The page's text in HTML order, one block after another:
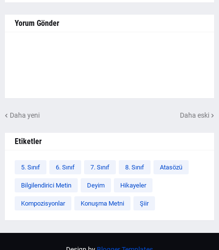
Yorum Gönder
Daha yeni Daha eski
Etiketler
5. Sınıf 6. Sınıf 7. Sınıf 8. Sınıf Atasözü
Bilgilendirici Metin Deyim Hikayeler
Kompozisyonlar Konuşma Metni Şiir